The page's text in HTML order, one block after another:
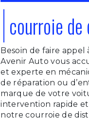
courroie
Besoin de faire appel
Avenir Auto vous
et experte en
de réparation ou
marque de votre
intervention rapide
notre courroie de